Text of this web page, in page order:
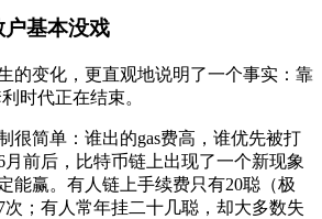
基本没戏
的变化，更直观地说明了一个事实：靠
时代正在结束。
很简单：谁出的gas费高，谁优先被打
月前后，比特币链上出现了一个新现象
赢。有人链上手续费只有20聪（极
次；有人常年挂二十几聪，却大多数失